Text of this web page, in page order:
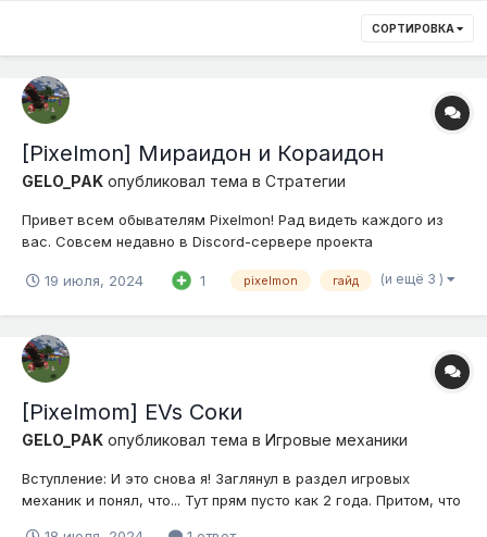
СОРТИРОВКА
[Pixelmon] Мираидон и Кораидон
GELO_PAK опубликовал тема в Стратегии
Привет всем обывателям Pixelmon! Рад видеть каждого из
вас. Совсем недавно в Discord-сервере проекта
опрос, среди игроков сервера Pixelmon на предмет тематики
19 июля, 2024 1 pixelmon гайд (и ещё 3 )
[Pixelmom] EVs Соки
GELO_PAK опубликовал тема в Игровые механики
Вступление: И это снова я! Заглянул в раздел игровых
механик и понял, что... Тут прям пусто как 2 года. Притом, что